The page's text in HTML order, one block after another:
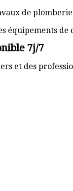
de
équipements de
7j/7
et des